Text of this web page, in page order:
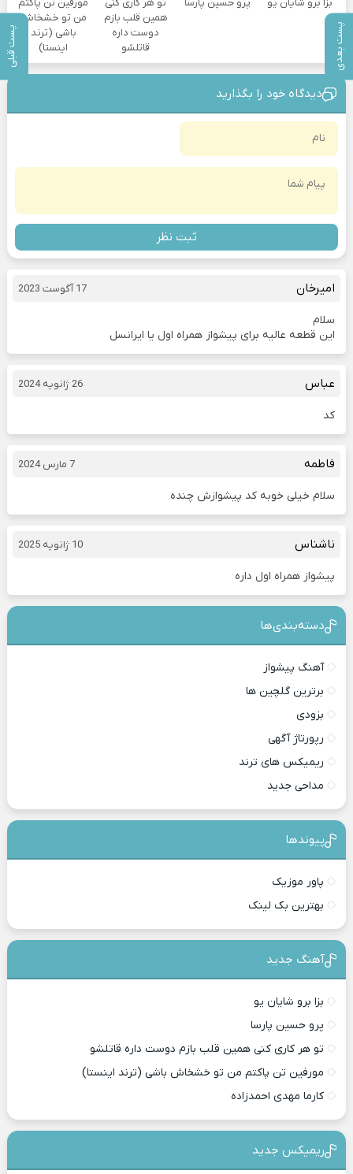
پست بعدی پست قبلی
بزا برو شایان یو پرو حسین پارسا
تو هر کاری کنی
همین قلب بازم
دوست داره
قاتلشو
مورفین تن پاکتم
من تو خشخاش
باشی (ترند
اینستا)
دیدگاه خود را بگذارید
ثبت نظر
امیرخان 17 آگوست 2023
سلام
این قطعه عالیه برای پیشواز همراه اول یا ایرانسل
عباس 26 ژانویه 2024
کد
فاطمه 7 مارس 2024
سلام خیلی خوبه کد پیشوازش چنده
ناشناس 10 ژانویه 2025
پیشواز همراه اول داره
دسته‌بندی‎‌‌ها
آهنگ پیشواز
برترین گلچین ها
بزودی
رپورتاژ آگهی
ریمیکس های ترند
مداحی جدید
پیوندها
پاور موزیک
بهترین بک لینک
آهنگ جدید
بزا برو شایان یو
پرو حسین پارسا
تو هر کاری کنی همین قلب بازم دوست داره قاتلشو
مورفین تن پاکتم من تو خشخاش باشی (ترند اینستا)
کارما مهدی احمدزاده
ریمیکس جدید